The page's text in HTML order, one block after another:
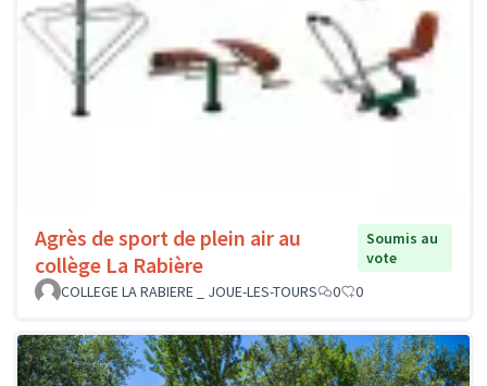
Agrès de sport de plein air au
collège La Rabière
Soumis au
vote
COLLEGE LA RABIERE _ JOUE-LES-TOURS
0 0